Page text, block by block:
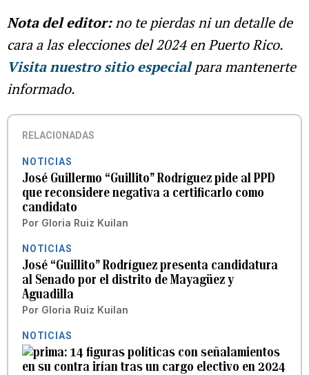
Nota del editor:no te pierdas ni un detalle de
cara a las elecciones del 2024 en Puerto Rico.
Visita nuestro sitio especialpara mantenerte
informado.
RELACIONADAS
NOTICIAS
José Guillermo “Guillito” Rodríguez pide al PPD
que reconsidere negativa a certificarlo como
candidato
Por Gloria Ruiz Kuilan
NOTICIAS
José “Guillito” Rodríguez presenta candidatura
al Senado por el distrito de Mayagüez y
Aguadilla
Por Gloria Ruiz Kuilan
NOTICIAS
14 figuras políticas con señalamientos
en su contra irían tras un cargo electivo en 2024